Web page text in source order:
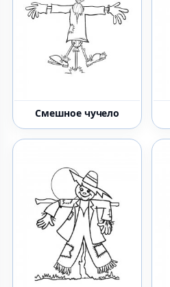
Смешное чучело